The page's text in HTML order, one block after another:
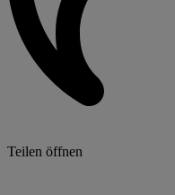
Teilen öffnen